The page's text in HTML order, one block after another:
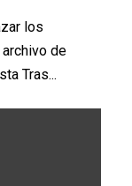
los
de
Tras...